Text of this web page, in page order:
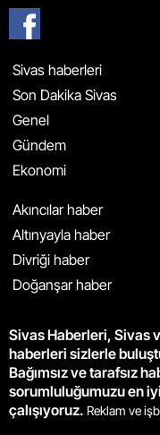
Sivas haberleri
Son Dakika Sivas
Genel
Gündem
Ekonomi
Akıncılar haber
Altınyayla haber
Divriği haber
Doğanşar haber
Sivas Haberleri, Sivas
haberleri sizlerle
Bağımsız ve tarafsız
sorumluluğumuzu en
çalışıyoruz. Reklam ve